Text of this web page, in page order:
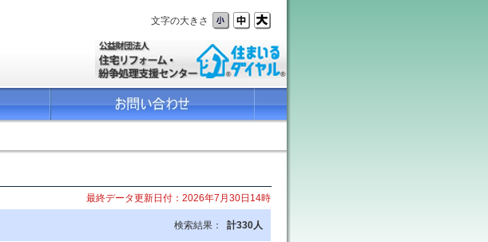
文字の大きさ
最終データ更新日付：2026年7月30日14時
検索結果： 計330人